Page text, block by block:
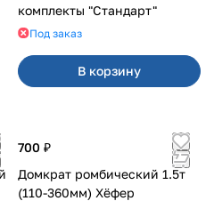
комплекты "Стандарт"
Под заказ
В корзину
700 ₽
Домкрат ромбический 1.5т
(110-360мм) Хёфер